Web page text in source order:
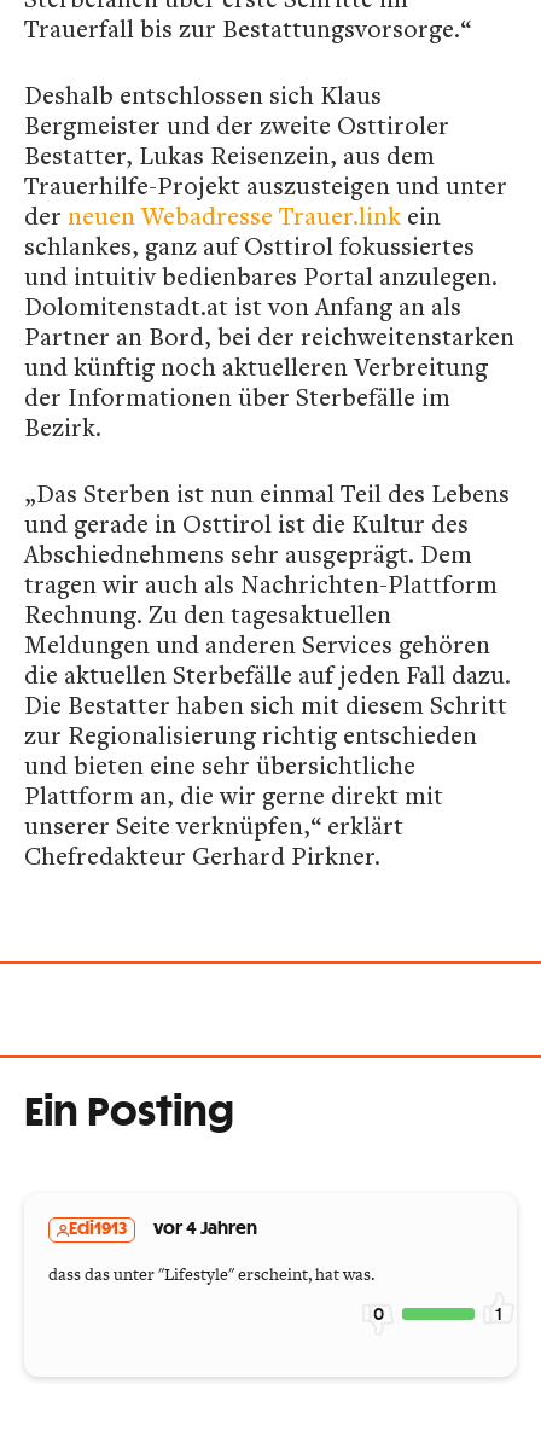
Trauerfall bis zur Bestattungsvorsorge.“
Deshalb entschlossen sich Klaus
Bergmeister und der zweite Osttiroler
Bestatter, Lukas Reisenzein, aus dem
Trauerhilfe-Projekt auszusteigen und unter
der neuen Webadresse Trauer.link ein
schlankes, ganz auf Osttirol fokussiertes
und intuitiv bedienbares Portal anzulegen.
Dolomitenstadt.at ist von Anfang an als
Partner an Bord, bei der reichweitenstarken
und künftig noch aktuelleren Verbreitung
der Informationen über Sterbefälle im
Bezirk.
„Das Sterben ist nun einmal Teil des Lebens
und gerade in Osttirol ist die Kultur des
Abschiednehmens sehr ausgeprägt. Dem
tragen wir auch als Nachrichten-Plattform
Rechnung. Zu den tagesaktuellen
Meldungen und anderen Services gehören
die aktuellen Sterbefälle auf jeden Fall dazu.
Die Bestatter haben sich mit diesem Schritt
zur Regionalisierung richtig entschieden
und bieten eine sehr übersichtliche
Plattform an, die wir gerne direkt mit
unserer Seite verknüpfen,“ erklärt
Chefredakteur Gerhard Pirkner.
Ein Posting
Edi1913 vor 4 Jahren
dass das unter "Lifestyle" erscheint, hat was.
0 1